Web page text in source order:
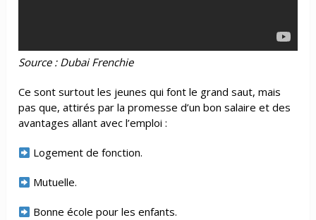
Source : Dubai Frenchie
Ce sont surtout les jeunes qui font le grand saut, mais
pas que, attirés par la promesse d’un bon salaire et des
avantages allant avec l’emploi :
Logement de fonction.
Mutuelle.
Bonne école pour les enfants.